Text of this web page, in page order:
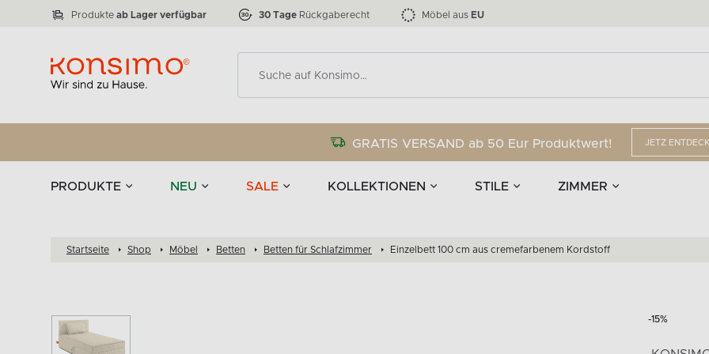
Produkte ab Lager verfügbar 30 Tage Rückgaberecht Möbel aus EU
GRATIS VERSAND ab 50 Eur Produktwert! JETZ
PRODUKTE NEU SALE KOLLEKTIONEN STILE ZIMMER
Tischgeschirr und Accessoires
zu 50 % Die LOFTY-Möbelkollektion bis zu 34 %
VICTO Anzahl der Produkte:77 EPIRI Anzahl der Produkte:
ELEGANT Anzahl der Produkte:888 TEENS Anzahl der Produkte:
Tischlampen
Startseite Shop Möbel Betten Betten für Schlafzimmer Einzelbett 100 cm aus cremefarbenem Kordstoff
-15%